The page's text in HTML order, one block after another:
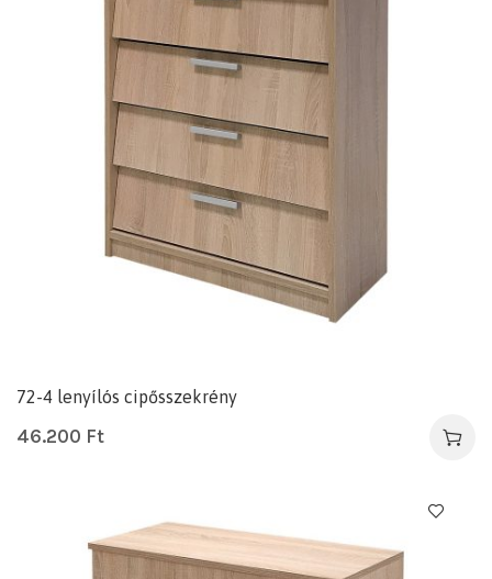
72-4 lenyílós cipősszekrény
46.200 Ft